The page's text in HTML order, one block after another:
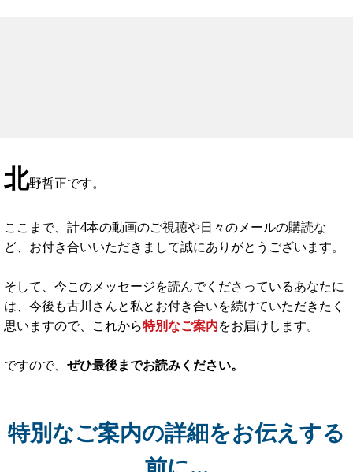
北 野哲正です。
ここまで、計4本の動画のご視聴や日々のメールの購読な
ど、お付き合いいただきまして誠にありがとうございます。
そして、今このメッセージを読んでくださっているあなたに
は、今後も古川さんと私とお付き合いを続けていただきたく
思いますので、これから特別なご案内 をお届け します。
ぜひ最後までお読みください。
特別なご案内の詳細をお伝えする
前に…